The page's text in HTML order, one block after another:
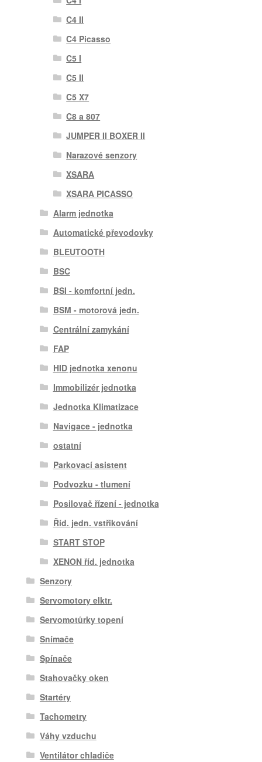
C4 II
C4 Picasso
C5 I
C5 II
C5 X7
C8 a 807
JUMPER II BOXER II
Narazové senzory
XSARA
XSARA PICASSO
Alarm jednotka
Automatické převodovky
BLEUTOOTH
BSC
BSI - komfortní jedn.
BSM - motorová jedn.
Centrální zamykání
FAP
HID jednotka xenonu
Immobilizér jednotka
Jednotka Klimatizace
Navigace - jednotka
ostatní
Parkovací asistent
Podvozku - tlumení
Posilovač řízení - jednotka
Říd. jedn. vstřikování
START STOP
XENON říd. jednotka
Senzory
Servomotory elktr.
Servomotůrky topení
Snímače
Spínače
Stahovačky oken
Startéry
Tachometry
Váhy vzduchu
Ventilátor chladiče